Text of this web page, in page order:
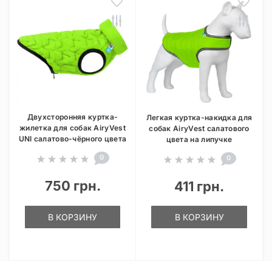
Двухсторонняя куртка-
жилетка для собак AiryVest
UNI салатово-чёрного цвета
0
750 грн.
В КОРЗИНУ
Легкая куртка-накидка для
собак AiryVest салатового
цвета на липучке
0
411 грн.
В КОРЗИНУ